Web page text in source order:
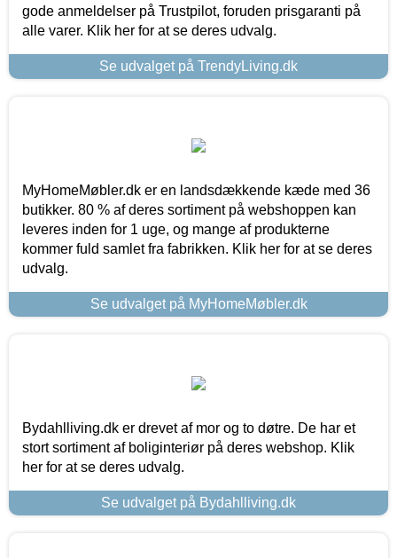
gode anmeldelser på Trustpilot, foruden prisgaranti på
alle varer. Klik her for at se deres udvalg.
Se udvalget på TrendyLiving.dk
MyHomeMøbler.dk er en landsdækkende kæde med 36
butikker. 80 % af deres sortiment på webshoppen kan
leveres inden for 1 uge, og mange af produkterne
kommer fuld samlet fra fabrikken. Klik her for at se deres
udvalg.
Se udvalget på MyHomeMøbler.dk
Bydahlliving.dk er drevet af mor og to døtre. De har et
stort sortiment af boliginteriør på deres webshop. Klik
her for at se deres udvalg.
Se udvalget på Bydahlliving.dk